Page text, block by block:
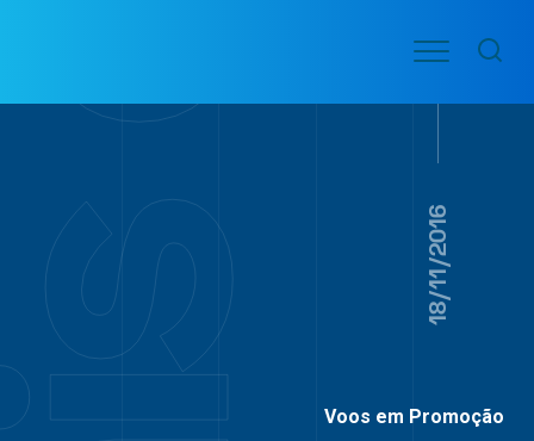
conteúdo
VOO
AÉREAS
Menu
18/11/2016
Voos em Promoção